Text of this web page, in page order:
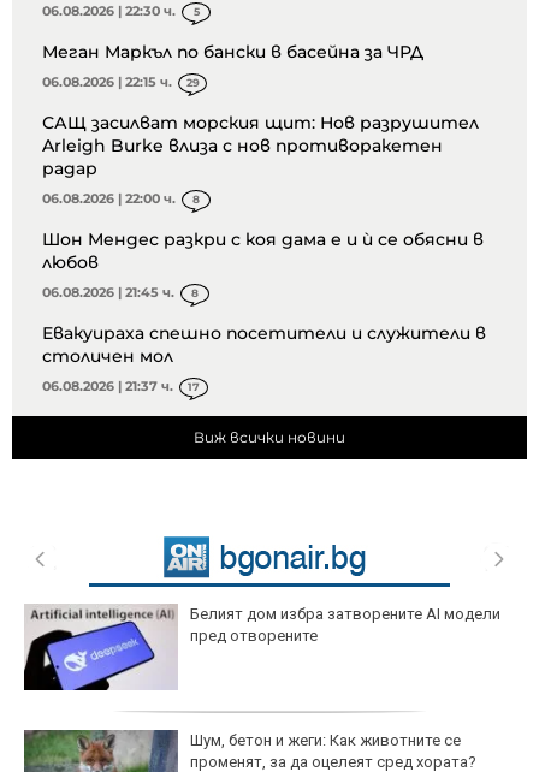
06.08.2026 | 22:30 ч. 5
Меган Маркъл по бански в басейна за ЧРД
06.08.2026 | 22:15 ч. 29
САЩ засилват морския щит: Нов разрушител
Arleigh Burke влиза с нов противоракетен
радар
06.08.2026 | 22:00 ч. 8
Шон Мендес разкри с коя дама е и ѝ се обясни в
любов
06.08.2026 | 21:45 ч. 8
Евакуираха спешно посетители и служители в
столичен мол
06.08.2026 | 21:37 ч. 17
Виж всички новини
Белият дом избра затворените AI модели
пред отворените
Шум, бетон и жеги: Как животните се
променят, за да оцелеят сред хората?